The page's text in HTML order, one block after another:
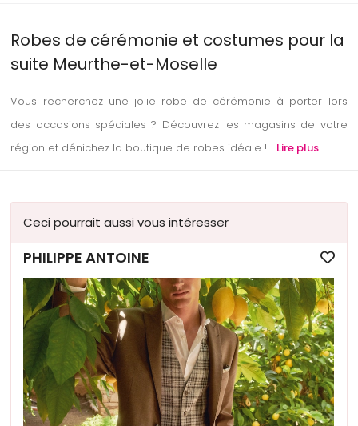
Robes de cérémonie et costumes pour la
suite Meurthe-et-Moselle
Vous recherchez une jolie robe de cérémonie à porter lors
des occasions spéciales ? Découvrez les magasins de votre
région et dénichez la boutique de robes idéale !
Lire plus
Ceci pourrait aussi vous intéresser
PHILIPPE ANTOINE